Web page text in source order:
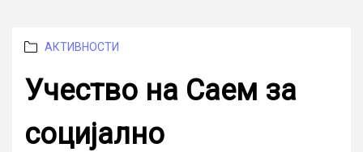
Categories
АКТИВНОСТИ
Учество на Саем за
социјално